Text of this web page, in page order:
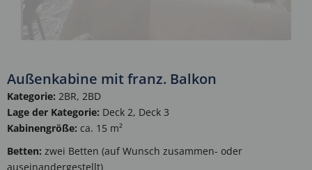
Außenkabine mit franz. Balkon
Kategorie: 2BR, 2BD
Lage der Kategorie: Deck 2, Deck 3
Kabinengröße: ca. 15 m²
Betten: zwei Betten (auf Wunsch zusammen- oder
auseinandergestellt)